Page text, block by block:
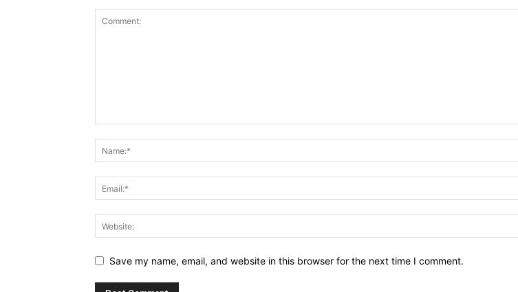
Save my name, email, and website in this browser for the next time I comment.